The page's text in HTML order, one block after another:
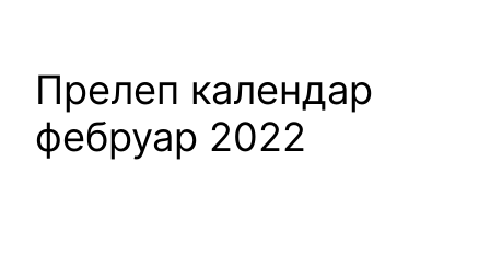
Прелеп календар
фебруар 2022